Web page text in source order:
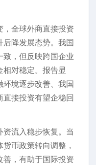
，全球外商直接投资
后降发展态势。我国
致，但反映跨国企业
对稳定。报告显
环境逐步改善、我国
接投资有望企稳回
流入稳步恢复。当
币政策转向调整，
善，有助于国际投资